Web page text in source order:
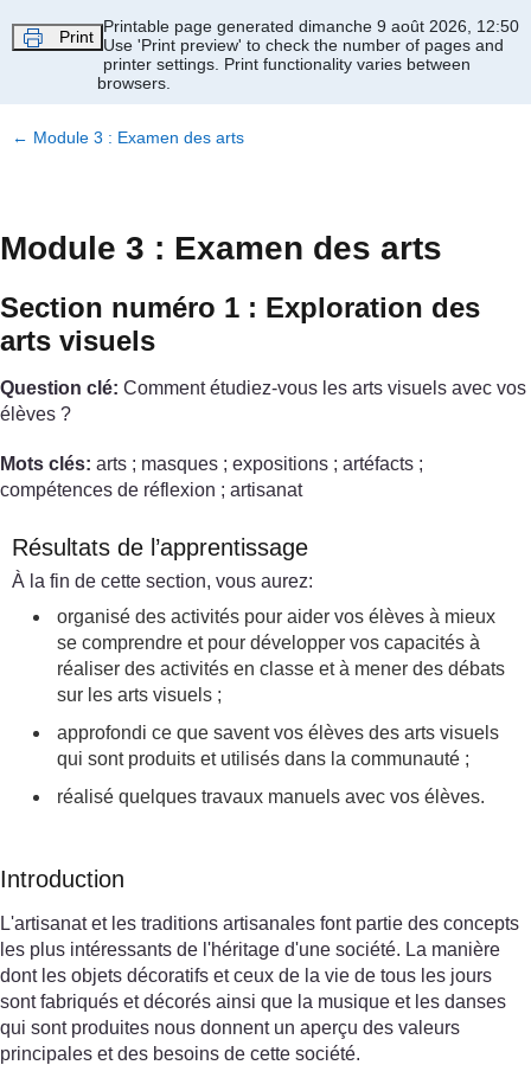
Print
Printable page generated dimanche 9 août 2026, 12:50
Use 'Print preview' to check the number of pages and
printer settings. Print functionality varies between
browsers.
← Module 3 : Examen des arts
Module 3 : Examen des arts
Section numéro 1 : Exploration des
arts visuels
Question clé: Comment étudiez-vous les arts visuels avec vos
élèves ?
Mots clés: arts ; masques ; expositions ; artéfacts ;
compétences de réflexion ; artisanat
Résultats de l’apprentissage
À la fin de cette section, vous aurez:
organisé des activités pour aider vos élèves à mieux
se comprendre et pour développer vos capacités à
réaliser des activités en classe et à mener des débats
sur les arts visuels ;
approfondi ce que savent vos élèves des arts visuels
qui sont produits et utilisés dans la communauté ;
réalisé quelques travaux manuels avec vos élèves.
Introduction
L'artisanat et les traditions artisanales font partie des concepts
les plus intéressants de l'héritage d'une société. La manière
dont les objets décoratifs et ceux de la vie de tous les jours
sont fabriqués et décorés ainsi que la musique et les danses
qui sont produites nous donnent un aperçu des valeurs
principales et des besoins de cette société.